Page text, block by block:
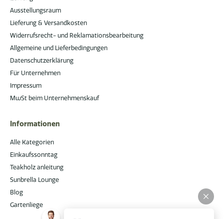
Ausstellungsraum
Lieferung & Versandkosten
Widerrufsrecht- und Reklamationsbearbeitung
Allgemeine und Lieferbedingungen
Datenschutzerklärung
Für Unternehmen
Impressum
MwSt beim Unternehmenskauf
Informationen
Alle Kategorien
Einkaufssonntag
Teakholz anleitung
Sunbrella Lounge
Blog
Gartenliege